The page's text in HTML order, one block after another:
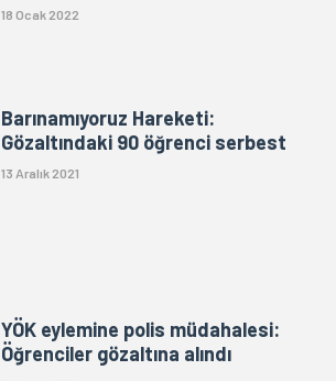
18 Ocak 2022
Barınamıyoruz Hareketi:
Gözaltındaki 90 öğrenci serbest
13 Aralık 2021
YÖK eylemine polis müdahalesi:
Öğrenciler gözaltına alındı